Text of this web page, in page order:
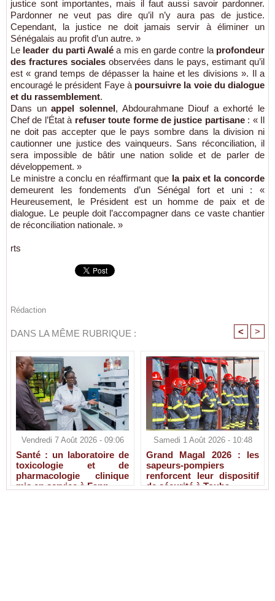
justice sont importantes, mais il faut aussi savoir pardonner.
Pardonner ne veut pas dire qu’il n’y aura pas de justice.
Cependant, la justice ne doit jamais servir à éliminer un
Sénégalais au profit d’un autre. »
Le leader du parti Awalé a mis en garde contre la profondeur
des fractures sociales observées dans le pays, estimant qu’il
est « grand temps de dépasser la haine et les divisions ». Il a
encouragé le président Faye à poursuivre la voie du dialogue
et du rassemblement.
Dans unappel solennel, Abdourahmane Diouf a exhorté le
Chef de l’État à refuser toute forme de justice partisane: « Il
ne doit pas accepter que le pays sombre dans la division ni
cautionner une justice des vainqueurs. Sans réconciliation, il
sera impossible de bâtir une nation solide et de parler de
développement. »
Le ministre a conclu en réaffirmant que la paix et la concorde
demeurent les fondements d’un Sénégal fort et uni : «
Heureusement, le Président est un homme de paix et de
dialogue. Le peuple doit l’accompagner dans ce vaste chantier
de réconciliation nationale. »
rts
Rédaction
DANS LA MÊME RUBRIQUE : < >
Vendredi 7 Août 2026 - 09:06
Santé : un laboratoire de
toxicologie et de
pharmacologie clinique
mis en service à Fann
Samedi 1 Août 2026 - 10:48
Grand Magal 2026 : les
sapeurs-pompiers
renforcent leur dispositif
de sécurité à Touba